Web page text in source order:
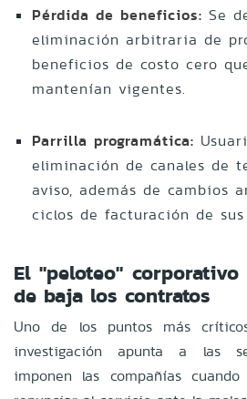
Pérdida de beneficios: Se
eliminación arbitraria de
beneficios de costo cero
mantenían vigentes.
Parrilla programática:
eliminación de canales de
aviso, además de cambios
ciclos de facturación de sus
El "peloteo"
de baja los contratos
Uno de los puntos más
investigación apunta a las
imponen las compañías